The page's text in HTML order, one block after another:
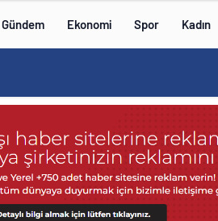
Gündem Ekonomi Spor Kadın